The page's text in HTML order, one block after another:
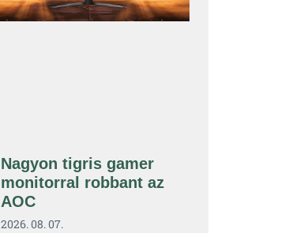
Nagyon tigris gamer
monitorral robbant az
AOC
2026. 08. 07.